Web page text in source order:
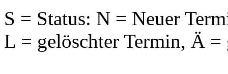
S = Status: N = Neuer
L = gelöschter Termin, Ä =